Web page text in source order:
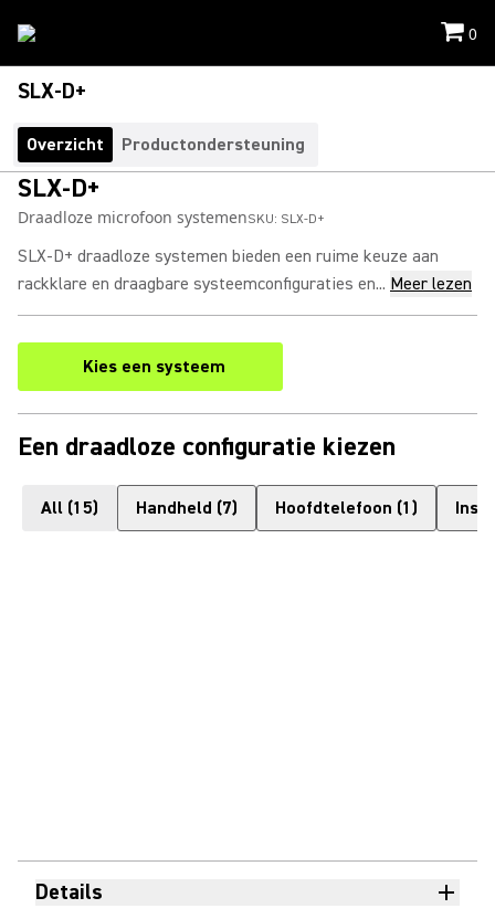
0
SLX-D+
Overzicht Productondersteuning
SLX-D+
Draadloze microfoon systemenSKU: SLX-D+
SLX-D+ draadloze systemen bieden een ruime keuze aan
rackklare en draagbare systeemconfiguraties en... Meer lezen
Kies een systeem
Een draadloze configuratie kiezen
All (15) Handheld (7) Hoofdtelefoon (1 )
Details